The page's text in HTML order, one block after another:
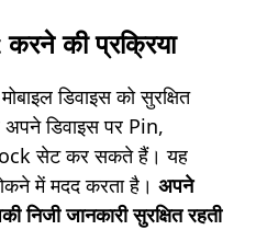
की प्रक्रिया
डिवाइस को सुरक्षित
डिवाइस पर Pin,
सेट कर सकते हैं। यह
में मदद करता है। अपने
जानकारी सुरक्षित रहती